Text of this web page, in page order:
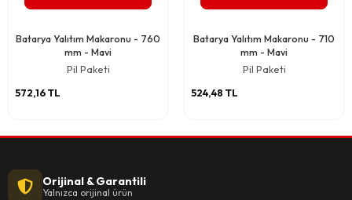
Batarya Yalıtım Makaronu - 760
mm - Mavi
Pil Paketi
572,16 TL
Batarya Yalıtım Makaronu - 710
mm - Mavi
Pil Paketi
524,48 TL
Orijinal & Garantili
Yalnızca orijinal ürün